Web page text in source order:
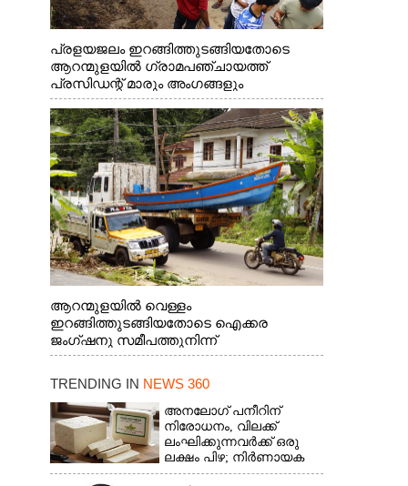
പ്രളയജലം ഇറങ്ങിത്തുടങ്ങിയതോടെ
ആറന്മുളയിൽ ഗ്രാമപഞ്ചായത്ത്
പ്രസിഡന്റ് മാരും അംഗങ്ങളും
രാഷ്ട്രീയപ്രവത്തകരും അടങ്ങുന്ന സംഘം
റോഡിൽ അടിഞ്ഞ് കൂടിയ ചെളിയും മണ്ണും
മറ്റ് മാലിന്യങ്ങളും നീക്കം ചെയ്യുന്നു.
ആറന്മുളയിൽ വെള്ളം
ഇറങ്ങിത്തുടങ്ങിയതോടെ ഐക്കര
ജംഗ്ഷനു സമീപത്തുനിന്ന്
രക്ഷാപ്രവർത്തനത്തിന് കൊല്ലത്ത് നിന്ന്
തിരികെക്കൊണ്ടുപോകുന്നു.
TRENDING IN NEWS 360
അനലോഗ് പനീറിന്
നിരോധനം, വിലക്ക്
ലംഘിക്കുന്നവർക്ക് ഒരു
ലക്ഷം പിഴ; നിർണായക
തീരുമാനമെടുത്ത്